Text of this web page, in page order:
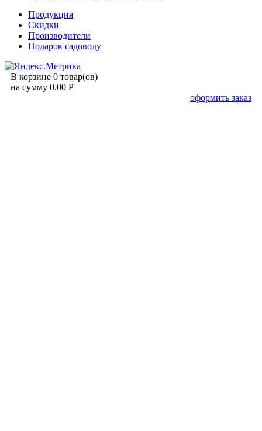
Продукция
Скидки
Производители
Подарок садоводу
В корзине 0 товар(ов)
на сумму 0.00 Р
оформить заказ